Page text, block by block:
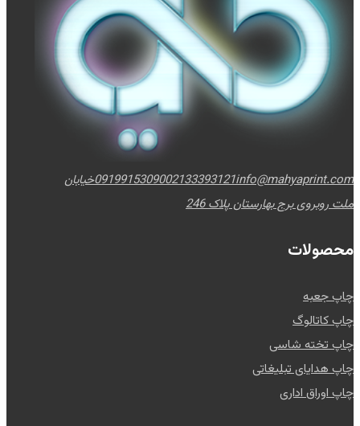
0919915309002133393121info@mahyaprint.com
خیابان
ملت روبروی برج بهارستان پلاک 246
محصولات
چاپ جعبه
چاپ کاتالوگ
چاپ تخته شاسی
چاپ هدایای تبلیغاتی
چاپ اوراق اداری